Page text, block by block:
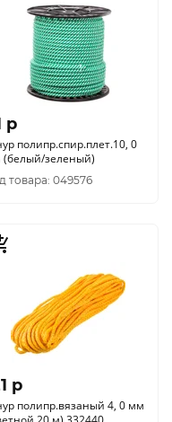
p
полипр.спир.плет.10, 0
зеленый)
товара: 049576
p
полипр.вязаный 4, 0 мм